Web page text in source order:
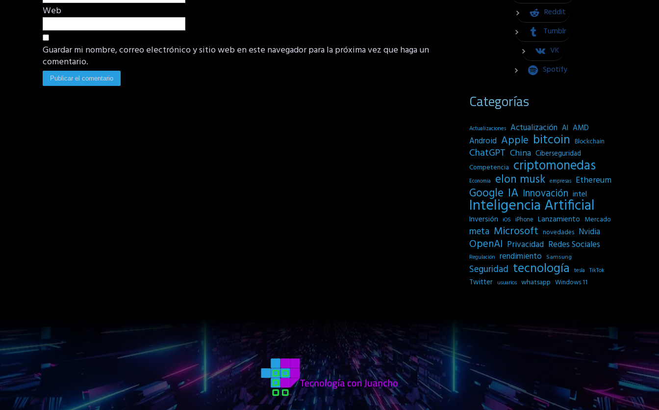
Web
Guardar mi nombre, correo electrónico y sitio web en este navegador para la próxima vez que haga un
comentario.
Reddit
Tumblr
VK
Spotify
Categorías
Actualizaciones Actualización AI AMD
Android Apple bitcoin Blockchain
ChatGPT China Ciberseguridad
Competencia criptomonedas
Economia elon musk empresas Ethereum
Google IA Innovación intel
Inteligencia Artificial
Inversión iOS iPhone Lanzamiento Mercado
meta Microsoft novedades Nvidia
OpenAI Privacidad Redes Sociales
Regulación rendimiento Samsung
Seguridad tecnología tesla TikTok
Twitter usuarios whatsapp Windows 11